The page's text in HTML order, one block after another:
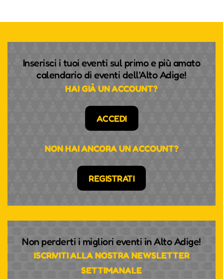
Inserisci i tuoi eventi sul primo e più amato
calendario di eventi dell'Alto Adige!
HAI GIÀ UN ACCOUNT?
ACCEDI
NON HAI ANCORA UN ACCOUNT?
REGISTRATI
Non perderti i migliori eventi in Alto Adige!
ISCRIVITI ALLA NOSTRA NEWSLETTER
SETTIMANALE